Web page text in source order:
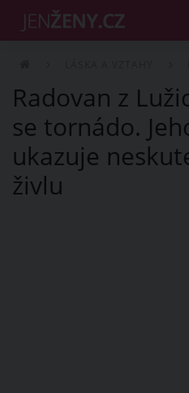
Radovan z
se tornádo.
ukazuje
živlu